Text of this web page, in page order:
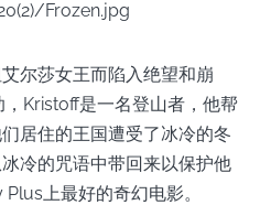
尔莎女王而陷入绝望和崩
Kristoff是一名登山者，他帮
居住的王国遭受了冰冷的冬
冷的咒语中带回来以保护他
上最好的奇幻电影。